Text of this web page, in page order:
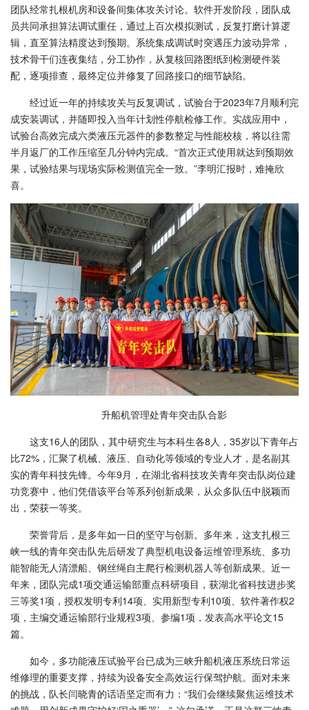
团队经常扎根机房和设备间集体攻关讨论。软件开发阶段，团队成
员共同承担算法调试重任，通过上百次模拟测试，反复打磨计算逻
辑，直至算法精度达到预期。系统集成调试时突遇压力波动异常，
技术骨干们连夜集结，分工协作，从复核回路图纸到检测硬件装
配，逐项排查，最终定位并修复了回路接口的细节缺陷。
经过近一年的持续攻关与反复调试，试验台于2023年7月顺利完
成安装调试，并随即投入当年计划性停航检修工作。实战应用中，
试验台高效完成六类液压元器件的参数整定与性能校核，将以往需
半月返厂的工作压缩至几分钟内完成。“首次正式使用就达到预期效
果，试验结果与现场实际检测值完全一致。”李明汇报时，难掩欣
喜。
升船机管理处青年突击队合影
这支16人的团队，其中研究生与本科生各8人，35岁以下青年占
比72%，汇聚了机械、液压、自动化等领域的专业人才，是名副其
实的青年科技先锋。今年9月，在湖北省科技攻关青年突击队岗位建
功竞赛中，他们凭借该平台等系列创新成果，从众多队伍中脱颖而
出，荣获一等奖。
荣誉背后，是多年如一日的坚守与创新。多年来，这支扎根三
峡一线的青年突击队先后研发了典型机电设备运维管理系统、多功
能智能无人清漂船、钢丝绳自主爬行检测机器人等创新成果。近一
年来，团队完成1项交通运输部重点科研项目，获湖北省科技进步奖
三等奖1项，授权发明专利14项、实用新型专利10项、软件著作权2
项，主编交通运输部行业规程3项、参编1项，发表高水平论文15
篇。
如今，多功能液压试验平台已成为三峡升船机液压系统日常运
维修理的重要支撑，持续为设备安全高效运行保驾护航。面对未来
的挑战，队长闫晓青的话语坚定而有力：“我们会继续聚焦运维技术